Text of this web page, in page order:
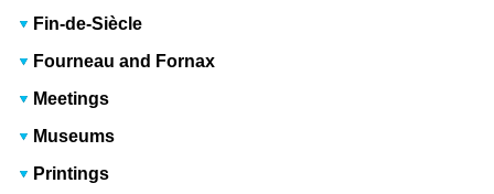
Fin-de-Siècle
Fourneau and Fornax
Meetings
Museums
Printings